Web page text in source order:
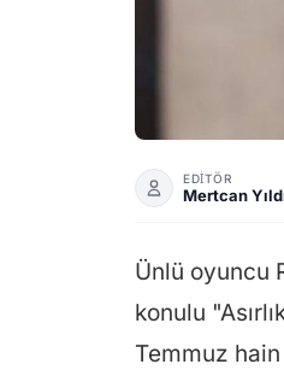
EDİTÖR
Mertcan
Ünlü oyuncu
konulu
Temmuz